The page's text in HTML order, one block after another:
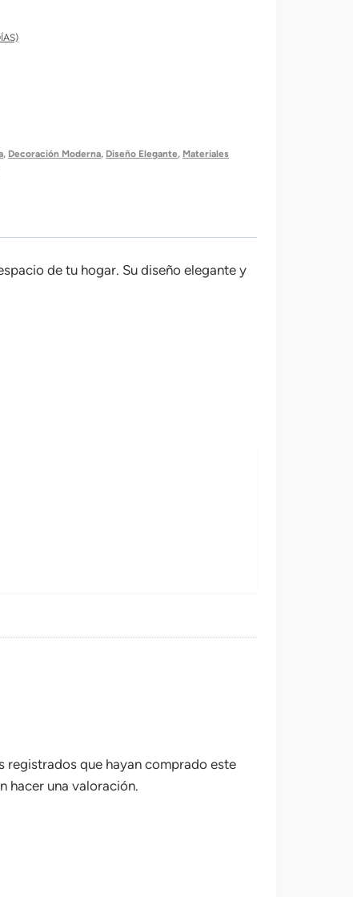
, Decoración Moderna, Diseño Elegante, Materiales
de tu hogar. Su diseño elegante y
registrados que hayan comprado este
hacer una valoración.